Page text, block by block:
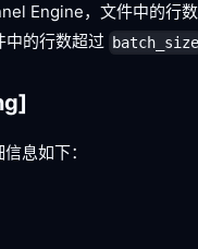
Engine，文件中的行
的行数超过
息如下：